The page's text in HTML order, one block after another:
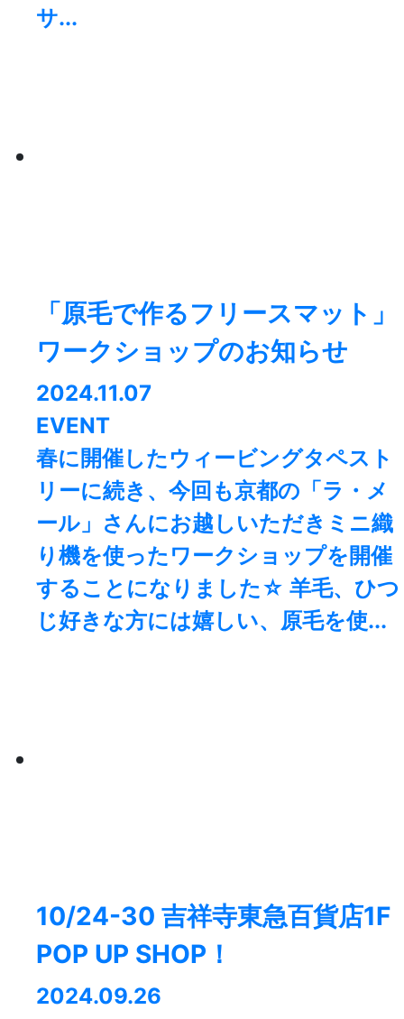
サ...
「原毛で作るフリースマット」
ワークショップのお知らせ
2024.11.07
EVENT
春に開催したウィービングタペスト
リーに続き、今回も京都の「ラ・メ
ール」さんにお越しいただきミニ織
り機を使ったワークショップを開催
することになりました☆ 羊毛、ひつ
じ好きな方には嬉しい、原毛を使...
10/24-30 吉祥寺東急百貨店1F
POP UP SHOP！
2024.09.26